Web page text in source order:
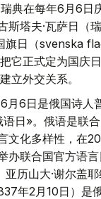
典在每年6月6日
斯塔夫·瓦萨日（
旗日（svenska
它正式定为国庆
立外交关系。
月6日是俄国诗人
日»。俄语是联
文化多样性，在
办联合国官方语
历山大·谢尔盖耶
年2月10日）是